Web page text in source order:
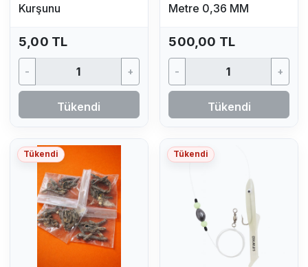
Kurşunu
5,00 TL
- +
Tükendi
Metre 0,36 MM
500,00 TL
- +
Tükendi
Tükendi Tükendi